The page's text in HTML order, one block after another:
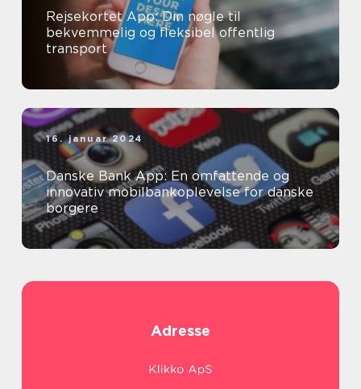
Rejsekortet App: Din nøgle til
bekvemmelig og fleksibel offentlig
transport
16. januar 2024
Danske Bank App: En omfattende og
innovativ mobilbankoplevelse for danske
borgere
Adresse